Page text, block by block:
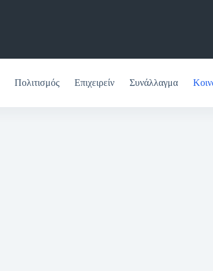
Πολιτισμός Επιχειρείν Συνάλλαγμα